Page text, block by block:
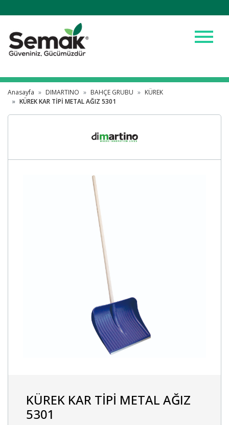
menu
Anasayfa DIMARTINO BAHÇE GRUBU
KÜREK
KÜREK KAR TİPİ METAL AĞIZ 5301
KÜREK KAR TİPİ METAL AĞIZ
5301